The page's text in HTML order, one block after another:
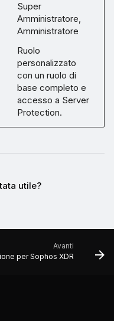
Super
Amministratore,
Amministratore
Ruolo
personalizzato
con un ruolo di
base completo e
accesso a Server
Protection.
utile?
Avanti
per Sophos XDR